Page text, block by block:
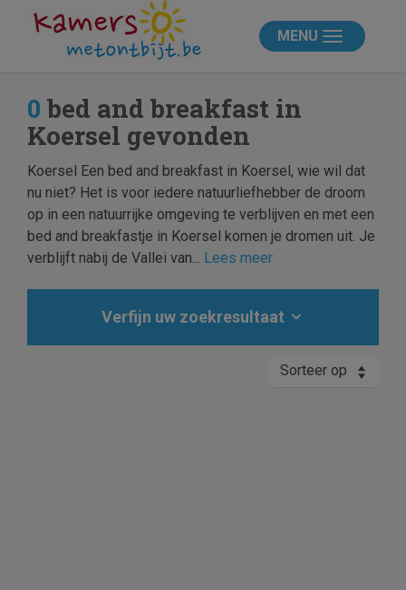
MENU
0 bed and breakfast in
Koersel gevonden
Koersel Een bed and breakfast in Koersel, wie wil dat
nu niet? Het is voor iedere natuurliefhebber de droom
op in een natuurrijke omgeving te verblijven en met een
bed and breakfastje in Koersel komen je dromen uit. Je
verblijft nabij de Vallei van... Lees meer
Verfijn uw zoekresultaat
Sorteer op